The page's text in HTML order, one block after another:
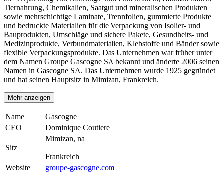
Tiernahrung, Chemikalien, Saatgut und mineralischen Produkten
sowie mehrschichtige Laminate, Trennfolien, gummierte Produkte
und bedruckte Materialien für die Verpackung von Isolier- und
Bauprodukten, Umschläge und sichere Pakete, Gesundheits- und
Medizinprodukte, Verbundmaterialien, Klebstoffe und Bänder sowie
flexible Verpackungsprodukte. Das Unternehmen war früher unter
dem Namen Groupe Gascogne SA bekannt und änderte 2006 seinen
Namen in Gascogne SA. Das Unternehmen wurde 1925 gegründet
und hat seinen Hauptsitz in Mimizan, Frankreich.
Mehr anzeigen
Name
Gascogne
CEO
Dominique Coutiere
Sitz
Mimizan, na
Frankreich
Website
groupe-gascogne.com